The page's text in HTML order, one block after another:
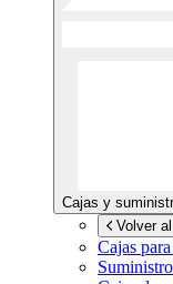
Cajas y
Volver
Cajas